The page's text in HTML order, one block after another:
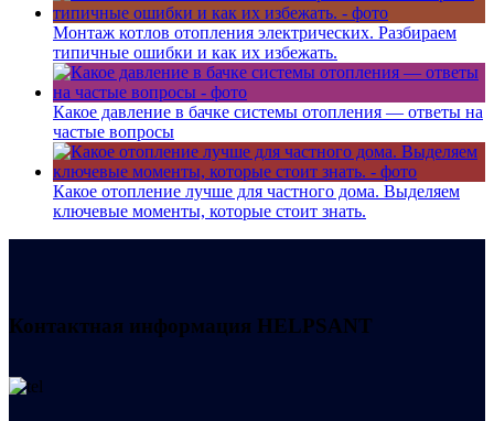
Монтаж котлов отопления электрических. Разбираем
типичные ошибки и как их избежать.
Какое давление в бачке системы отопления — ответы на
частые вопросы
Какое отопление лучше для частного дома. Выделяем
ключевые моменты, которые стоит знать.
Контактная информация HELPSANT